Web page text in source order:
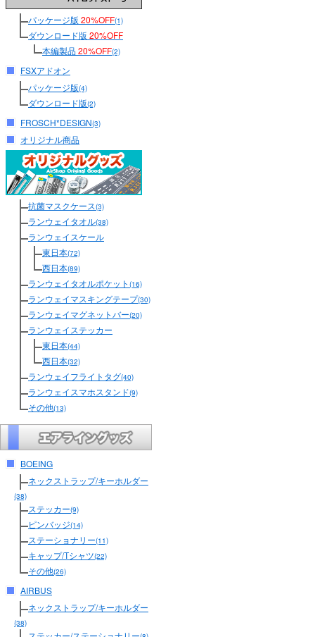
パッケージ版 20%OFF(1)
ダウンロード版 20%OFF
本編製品20%OFF(2)
FSXアドオン
パッケージ版(4)
ダウンロード版(2)
FROSCH*DESIGN(3)
オリジナル商品
抗菌マスクケース(3)
ランウェイタオル(38)
ランウェイスケール
東日本(72)
西日本(89)
ランウェイタオルポケット (16)
ランウェイマスキングテープ(30)
ランウェイマグネットバー(20)
ランウェイステッカー
東日本(44)
西日本(32)
ランウェイフライトタグ(40)
ランウェイスマホスタンド(9)
その他(13)
BOEING
ネックストラップ/キーホルダー
(38)
ステッカー(9)
ピンバッジ(14)
ステーショナリー(11)
キャップ/Tシャツ(22)
その他(26)
AIRBUS
ネックストラップ/キーホルダー
(38)